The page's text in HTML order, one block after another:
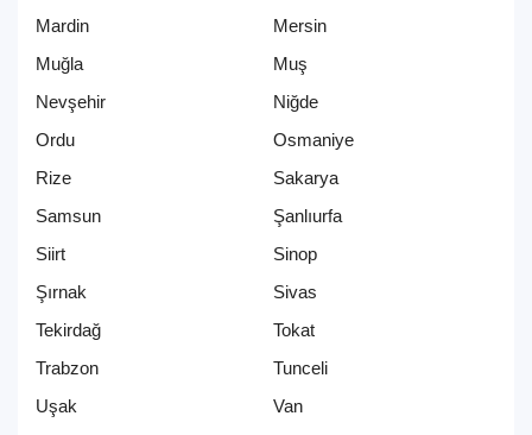
Mardin
Mersin
Muğla
Muş
Nevşehir
Niğde
Ordu
Osmaniye
Rize
Sakarya
Samsun
Şanlıurfa
Siirt
Sinop
Şırnak
Sivas
Tekirdağ
Tokat
Trabzon
Tunceli
Uşak
Van